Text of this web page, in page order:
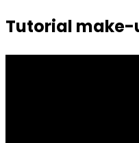
Tutorial make-